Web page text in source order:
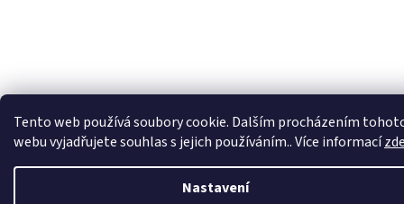
Tento web používá soubory cookie. Dalším procházením
webu vyjadřujete souhlas s jejich používáním.. Více informací
Nastavení